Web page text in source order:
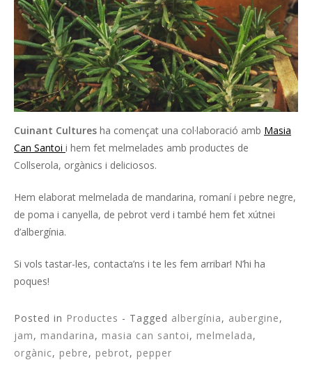
Cuinant Cultures ha començat una col·laboració amb Masia
Can Santoi i hem fet melmelades amb productes de
Collserola, orgànics i deliciosos.
Hem elaborat melmelada de mandarina, romaní i pebre negre,
de poma i canyella, de pebrot verd i també hem fet xútnei
d’albergínia.
Si vols tastar-les, contacta’ns i te les fem arribar! N’hi ha
poques!
Posted in Productes - Tagged albergínia, aubergine,
jam, mandarina, masia can santoi, melmelada,
orgànic, pebre, pebrot, pepper